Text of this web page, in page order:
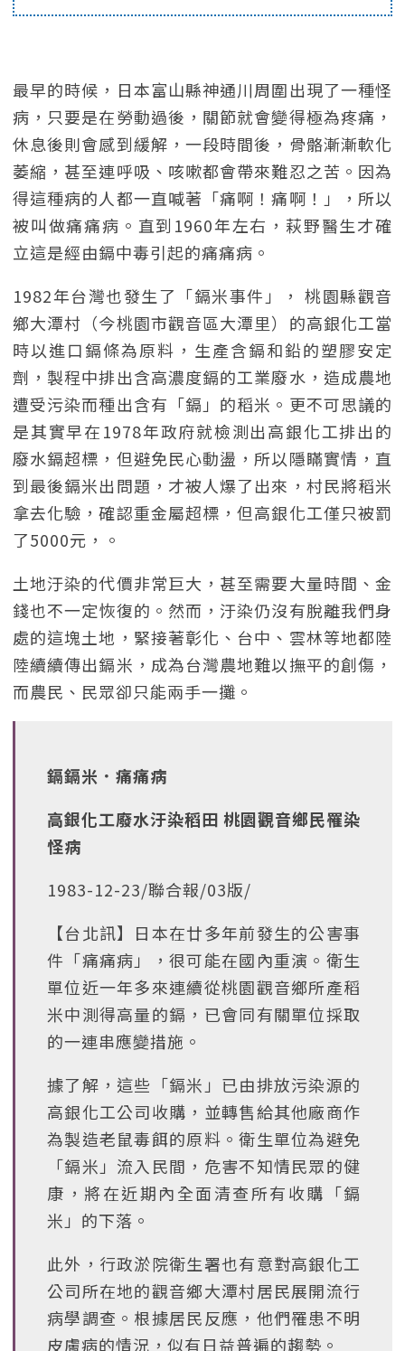
最早的時候，日本富山縣神通川周圍出現了一種怪
病，只要是在勞動過後，關節就會變得極為疼痛，
休息後則會感到緩解，一段時間後，骨骼漸漸軟化
萎縮，甚至連呼吸、咳嗽都會帶來難忍之苦。因為
得這種病的人都一直喊著「痛啊！痛啊！」，所以
被叫做痛痛病。直到1960年左右，萩野醫生才確
立這是經由鎘中毒引起的痛痛病。
1982年台灣也發生了「鎘米事件」， 桃園縣觀音
鄉大潭村（今桃園市觀音區大潭里）的高銀化工當
時以進口鎘條為原料，生產含鎘和鉛的塑膠安定
劑，製程中排出含高濃度鎘的工業廢水，造成農地
遭受污染而種出含有「鎘」的稻米。更不可思議的
是其實早在1978年政府就檢測出高銀化工排出的
廢水鎘超標，但避免民心動盪，所以隱瞞實情，直
到最後鎘米出問題，才被人爆了出來，村民將稻米
拿去化驗，確認重金屬超標，但高銀化工僅只被罰
了5000元，。
土地汙染的代價非常巨大，甚至需要大量時間、金
錢也不一定恢復的。然而，汙染仍沒有脫離我們身
處的這塊土地，緊接著彰化、台中、雲林等地都陸
陸續續傳出鎘米，成為台灣農地難以撫平的創傷，
而農民、民眾卻只能兩手一攤。
鎘鎘米．痛痛病
高銀化工廢水汙染稻田 桃園觀音鄉民罹染
怪病
1983-12-23/聯合報/03版/
【台北訊】日本在廿多年前發生的公害事
件「痛痛病」，很可能在國內重演。衛生
單位近一年多來連續從桃園觀音鄉所產稻
米中測得高量的鎘，已會同有關單位採取
的一連串應變措施。
據了解，這些「鎘米」已由排放污染源的
高銀化工公司收購，並轉售給其他廠商作
為製造老鼠毒餌的原料。衛生單位為避免
「鎘米」流入民間，危害不知情民眾的健
康，將在近期內全面清查所有收購「鎘
米」的下落。
此外，行政淤院衛生署也有意對高銀化工
公司所在地的觀音鄉大潭村居民展開流行
病學調查。根據居民反應，他們罹患不明
皮膚病的情況，似有日益普遍的趨勢。